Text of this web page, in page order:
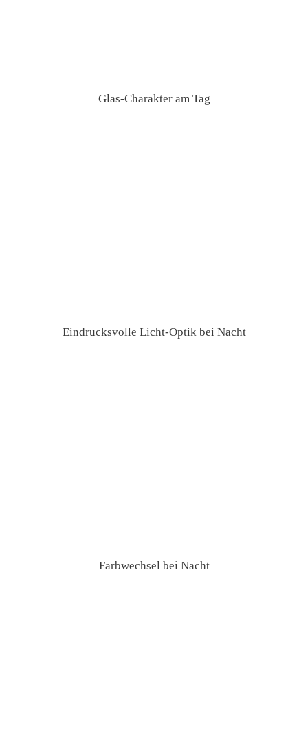
Glas-Charakter am Tag
Eindrucksvolle Licht-Optik bei Nacht
Farbwechsel bei Nacht